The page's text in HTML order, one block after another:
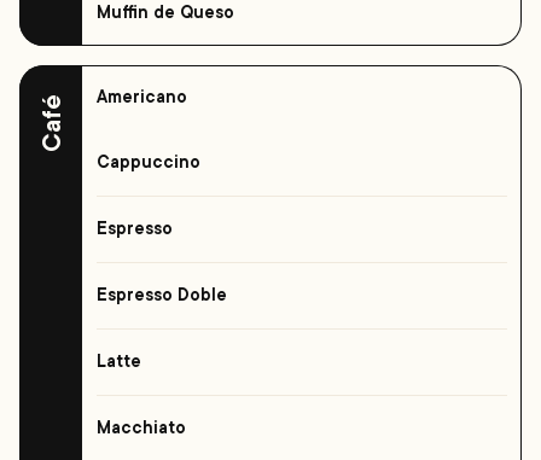
Muffin de Queso
Café Americano
Cappuccino
Espresso
Espresso Doble
Latte
Macchiato